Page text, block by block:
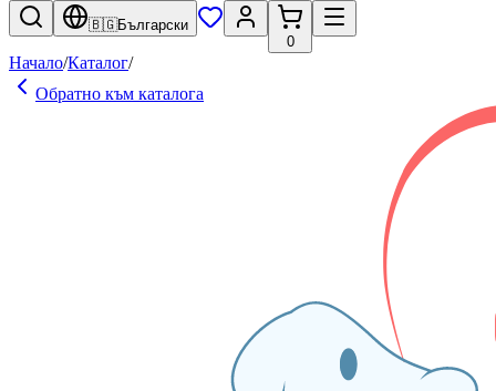
🇧🇬Български
0
Начало/Каталог/
Обратно към каталога